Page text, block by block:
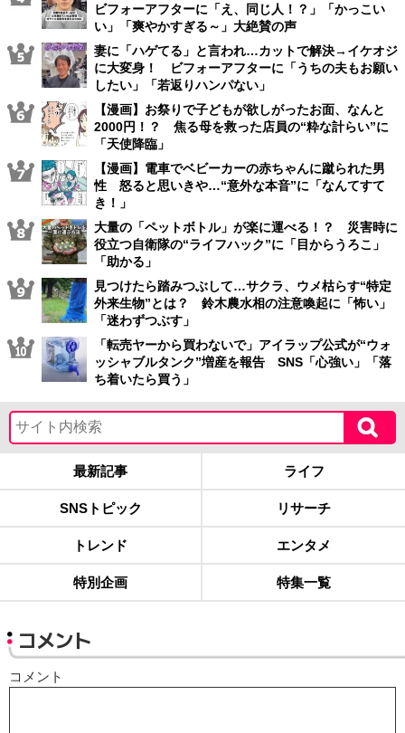
ビフォーアフターに「え、同じ人！？」「かっこい
い」「爽やかすぎる～」大絶賛の声
妻に「ハゲてる」と言われ…カットで解決→イケオジ
に大変身！ ビフォーアフターに「うちの夫もお願い
したい」「若返りハンパない」
【漫画】お祭りで子どもが欲しがったお面、なんと
2000円！？ 焦る母を救った店員の“粋な計らい”に
「天使降臨」
【漫画】電車でベビーカーの赤ちゃんに蹴られた男
性 怒ると思いきや…“意外な本音”に「なんてすて
き！」
大量の「ペットボトル」が楽に運べる！？ 災害時に
役立つ自衛隊の“ライフハック”に「目からうろこ」
「助かる」
見つけたら踏みつぶして…サクラ、ウメ枯らす“特定
外来生物”とは？ 鈴木農水相の注意喚起に「怖い」
「迷わずつぶす」
「転売ヤーから買わないで」アイラップ公式が“ウォ
ッシャブルタンク”増産を報告 SNS「心強い」「落
ち着いたら買う」
最新記事 ライフ
SNSトピック リサーチ
トレンド エンタメ
特別企画 特集一覧
コメント
コメント